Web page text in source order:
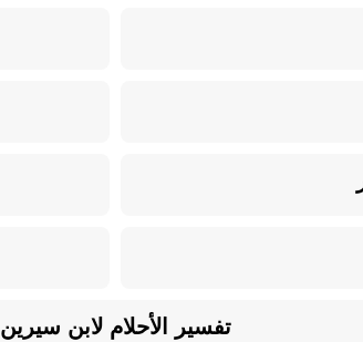
تفسير الأحلام لابن سيرين